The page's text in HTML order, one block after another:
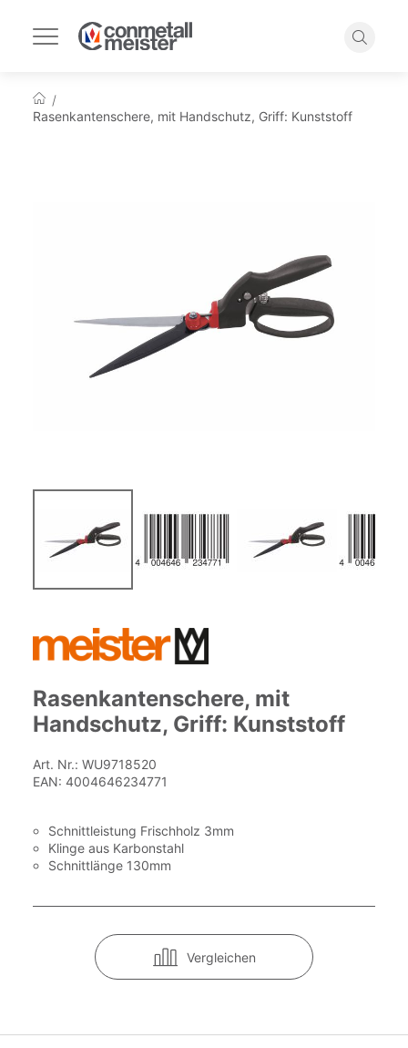
Navigation
umschalten
Suche
Startseite
Rasenkantenschere, mit Handschutz, Griff: Kunststoff
der
Bildgalerie
Rasenkantenschere, mit
Handschutz, Griff: Kunststoff
Art. Nr.: WU9718520
EAN: 4004646234771
Schnittleistung Frischholz 3mm
Klinge aus Karbonstahl
Schnittlänge 130mm
Vergleichen